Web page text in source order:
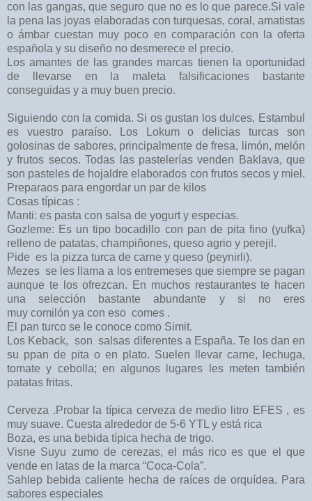
con las gangas, que seguro que no es lo que parece.Si vale
la pena las joyas elaboradas con turquesas, coral, amatistas
o ámbar cuestan muy poco en comparación con la oferta
española y su diseño no desmerece el precio.
Los amantes de las grandes marcas tienen la oportunidad
de llevarse en la maleta falsificaciones bastante
conseguidas y a muy buen precio.
Siguiendo con la comida. Si os gustan los dulces, Estambul
es vuestro paraíso. Los Lokum o delicias turcas son
golosinas de sabores, principalmente de fresa, limón, melón
y frutos secos. Todas las pastelerías venden Baklava, que
son pasteles de hojaldre elaborados con frutos secos y miel.
Preparaos para engordar un par de kilos
Cosas típicas :
Manti: es pasta con salsa de yogurt y especias.
Gozleme: Es un tipo bocadillo con pan de pita fino (yufka)
relleno de patatas, champiñones, queso agrio y perejil.
Pide es la pizza turca de carne y queso (peynirli).
Mezes se les llama a los entremeses que siempre se pagan
aunque te los ofrezcan. En muchos restaurantes te hacen
una selección bastante abundante y si no eres
muy comilón ya con eso comes .
El pan turco se le conoce como Simit.
Los Keback, son salsas diferentes a España. Te los dan en
su ppan de pita o en plato. Suelen llevar carne, lechuga,
tomate y cebolla; en algunos lugares les meten también
patatas fritas.
Cerveza .Probar la típica cerveza de medio litro EFES , es
muy suave. Cuesta alrededor de 5-6 YTL y está rica
Boza, es una bebida típica hecha de trigo.
Visne Suyu zumo de cerezas, el más rico es que el que
vende en latas de la marca “Coca-Cola”.
Sahlep bebida caliente hecha de raíces de orquídea. Para
sabores especiales